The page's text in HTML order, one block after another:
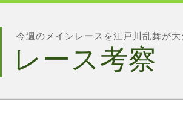
今週のメインレースを江戸川乱舞が大
レース考察